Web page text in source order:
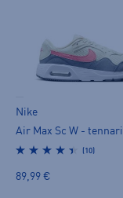
Nike
Air Max Sc W -
(10)
89,99 €